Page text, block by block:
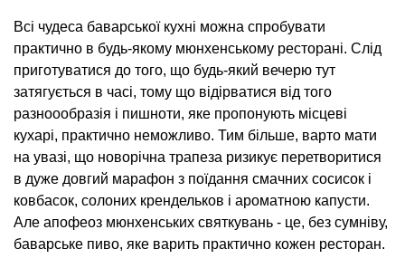
Всі чудеса баварської кухні можна спробувати
практично в будь-якому мюнхенському ресторані. Слід
приготуватися до того, що будь-який вечерю тут
затягується в часі, тому що відірватися від того
разноообразія і пишноти, яке пропонують місцеві
кухарі, практично неможливо. Тим більше, варто мати
на увазі, що новорічна трапеза ризикує перетворитися
в дуже довгий марафон з поїдання смачних сосисок і
ковбасок, солоних крендельков і ароматною капусти.
Але апофеоз мюнхенських святкувань - це, без сумніву,
баварське пиво, яке варить практично кожен ресторан.